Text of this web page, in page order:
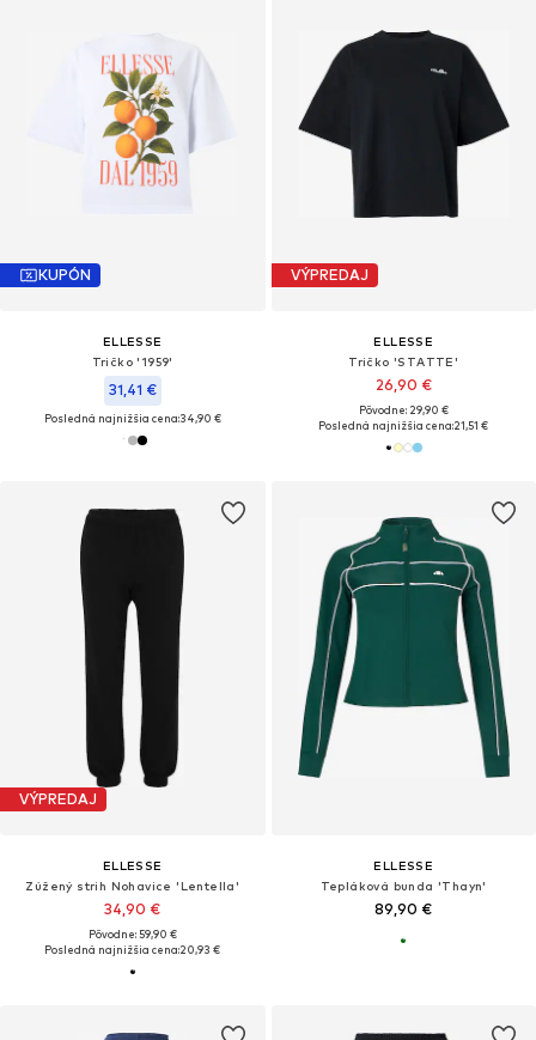
KUPÓN
ELLESSE
Tričko '1959'
31,41 €
Posledná najnižšia cena:34,90 €
VÝPREDAJ
ELLESSE
Tričko 'STATTE'
26,90 €
Pôvodne: 29,90 €
Posledná najnižšia cena:21,51 €
VÝPREDAJ
ELLESSE
Zúžený strih Nohavice 'Lentella'
34,90 €
Pôvodne: 59,90 €
Posledná najnižšia cena:20,93 €
ELLESSE
Tepláková bunda 'Thayn'
89,90 €